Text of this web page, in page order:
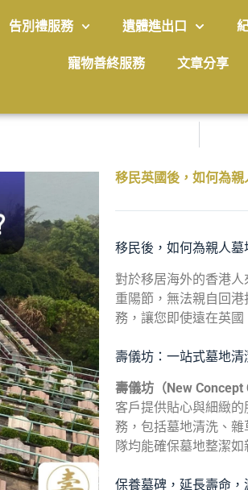
告別禮服務 遺體進出口
寵物善終服務 文章分享
移民英國後，如何為親
移民後，如何為親人墓
對於移居海外的香港
重陽節，無法親自回
務，讓您即使遠在英國
壽儀坊：一站式墓地
壽儀坊（New Concept
客戶提供貼心與細緻
務，包括墓地清洗、
隊均能確保墓地整潔如
保養墓碑，延長壽命，